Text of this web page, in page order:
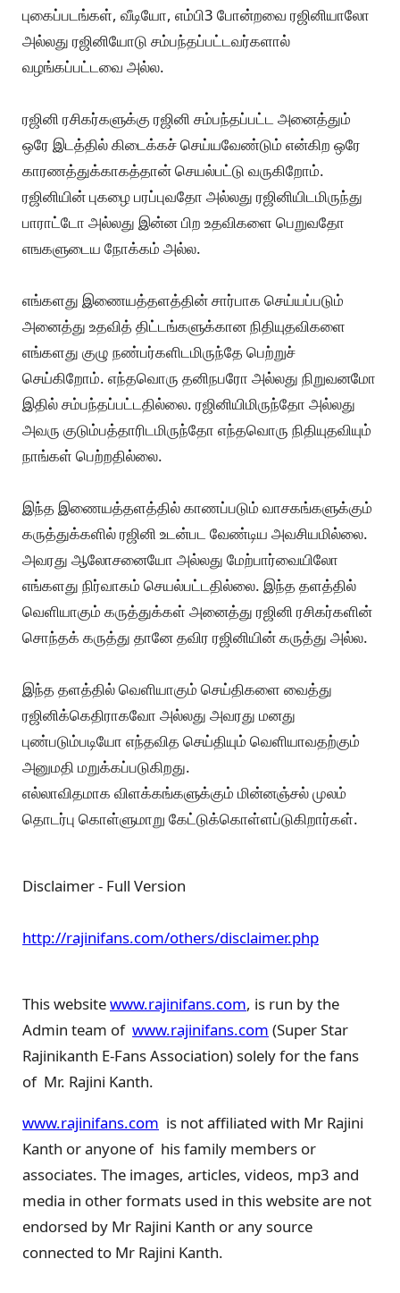
புகைப்படங்கள், வீடியோ, எம்பி3 போன்றவை ரஜினியாலோ
அல்லது ரஜினியோடு சம்பந்தப்பட்டவர்களால்
வழங்கப்பட்டவை அல்ல.
ரஜினி ரசிகர்களுக்கு ரஜினி சம்பந்தப்பட்ட அனைத்தும்
ஒரே இடத்தில் கிடைக்கச் செய்யவேண்டும் என்கிற ஒரே
காரணத்துக்காகத்தான் செயல்பட்டு வருகிறோம்.
ரஜினியின் புகழை பரப்புவதோ அல்லது ரஜினியிடமிருந்து
பாராட்டோ அல்லது இன்ன பிற உதவிகளை பெறுவதோ
எஙகளுடைய நோக்கம் அல்ல.
எங்களது இணையத்தளத்தின் சார்பாக செய்யப்படும்
அனைத்து உதவித் திட்டங்களுக்கான நிதியுதவிகளை
எங்களது குழு நண்பர்களிடமிருந்தே பெற்றுச்
செய்கிறோம். எந்தவொரு தனிநபரோ அல்லது நிறுவனமோ
இதில் சம்பந்தப்பட்டதில்லை. ரஜினியிமிருந்தோ அல்லது
அவரு குடும்பத்தாரிடமிருந்தோ எந்தவொரு நிதியுதவியும்
நாங்கள் பெற்றதில்லை.
இந்த இணையத்தளத்தில் காணப்படும் வாசகங்களுக்கும்
கருத்துக்களில் ரஜினி உடன்பட வேண்டிய அவசியமில்லை.
அவரது ஆலோசனையோ அல்லது மேற்பார்வையிலோ
எங்களது நிர்வாகம் செயல்பட்டதில்லை. இந்த தளத்தில்
வெளியாகும் கருத்துக்கள் அனைத்து ரஜினி ரசிகர்களின்
சொந்தக் கருத்து தானே தவிர ரஜினியின் கருத்து அல்ல.
இந்த தளத்தில் வெளியாகும் செய்திகளை வைத்து
ரஜினிக்கெதிராகவோ அல்லது அவரது மனது
புண்படும்படியோ எந்தவித செய்தியும் வெளியாவதற்கும்
அனுமதி மறுக்கப்படுகிறது.
எல்லாவிதமாக விளக்கங்களுக்கும் மின்னஞ்சல் முலம்
தொடர்பு கொள்ளுமாறு கேட்டுக்கொள்ளப்டுகிறார்கள்.
Disclaimer - Full Version
http://rajinifans.com/others/disclaimer.php
This websitewww.rajinifans.com, is run by the
Admin team of www.rajinifans.com (Super Star
Rajinikanth E-Fans Association) solely for the fans
of Mr. Rajini Kanth.
www.rajinifans.com is not affiliated with Mr Rajini
Kanth or anyone of his family members or
associates. The images, articles, videos, mp3 and
media in other formats used in this website are not
endorsed by Mr Rajini Kanth or any source
connected to Mr Rajini Kanth.